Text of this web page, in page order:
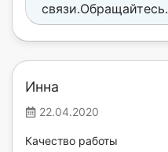
связи.Обращайтесь.
Инна
22.04.2020
Качество работы